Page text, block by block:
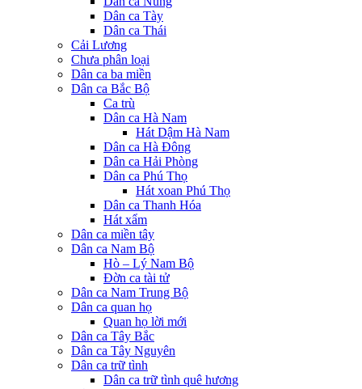
Dân ca Tày
Dân ca Thái
Cải Lương
Chưa phân loại
Dân ca ba miền
Dân ca Bắc Bộ
Ca trù
Dân ca Hà Nam
Hát Dậm Hà Nam
Dân ca Hà Đông
Dân ca Hải Phòng
Dân ca Phú Thọ
Hát xoan Phú Thọ
Dân ca Thanh Hóa
Hát xẩm
Dân ca miền tây
Dân ca Nam Bộ
Hò – Lý Nam Bộ
Đờn ca tài tử
Dân ca Nam Trung Bộ
Dân ca quan họ
Quan họ lời mới
Dân ca Tây Bắc
Dân ca Tây Nguyên
Dân ca trữ tình
Dân ca trữ tình quê hương